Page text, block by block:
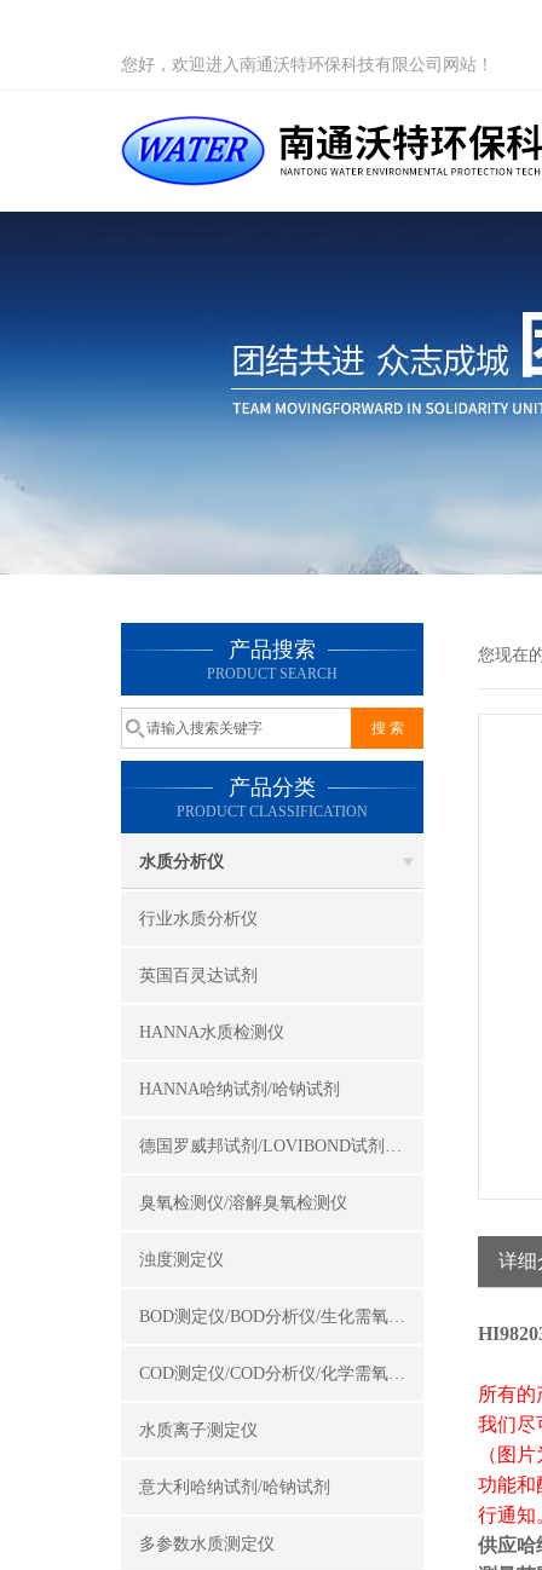
您好，欢迎进入南通沃特环保科技有限公司网站！
产品搜索
PRODUCT SEARCH
产品分类
PRODUCT CLASSIFICATION
水质分析仪
行业水质分析仪
英国百灵达试剂
HANNA水质检测仪
HANNA哈纳试剂/哈钠试剂
德国罗威邦试剂/LOVIBOND试剂/罗威邦试剂
臭氧检测仪/溶解臭氧检测仪
浊度测定仪
BOD测定仪/BOD分析仪/生化需氧量测定仪
COD测定仪/COD分析仪/化学需氧量测定仪
水质离子测定仪
意大利哈纳试剂/哈钠试剂
多参数水质测定仪
您现在
详细
所有
我们尽
（图
功能和
行通知
供应哈